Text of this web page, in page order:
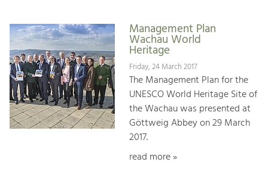
Management Plan
Wachau World
Heritage
Friday, 24 March 2017
The Management Plan for the
UNESCO World Heritage Site of
the Wachau was presented at
Göttweig Abbey on 29 March
2017.
read more »